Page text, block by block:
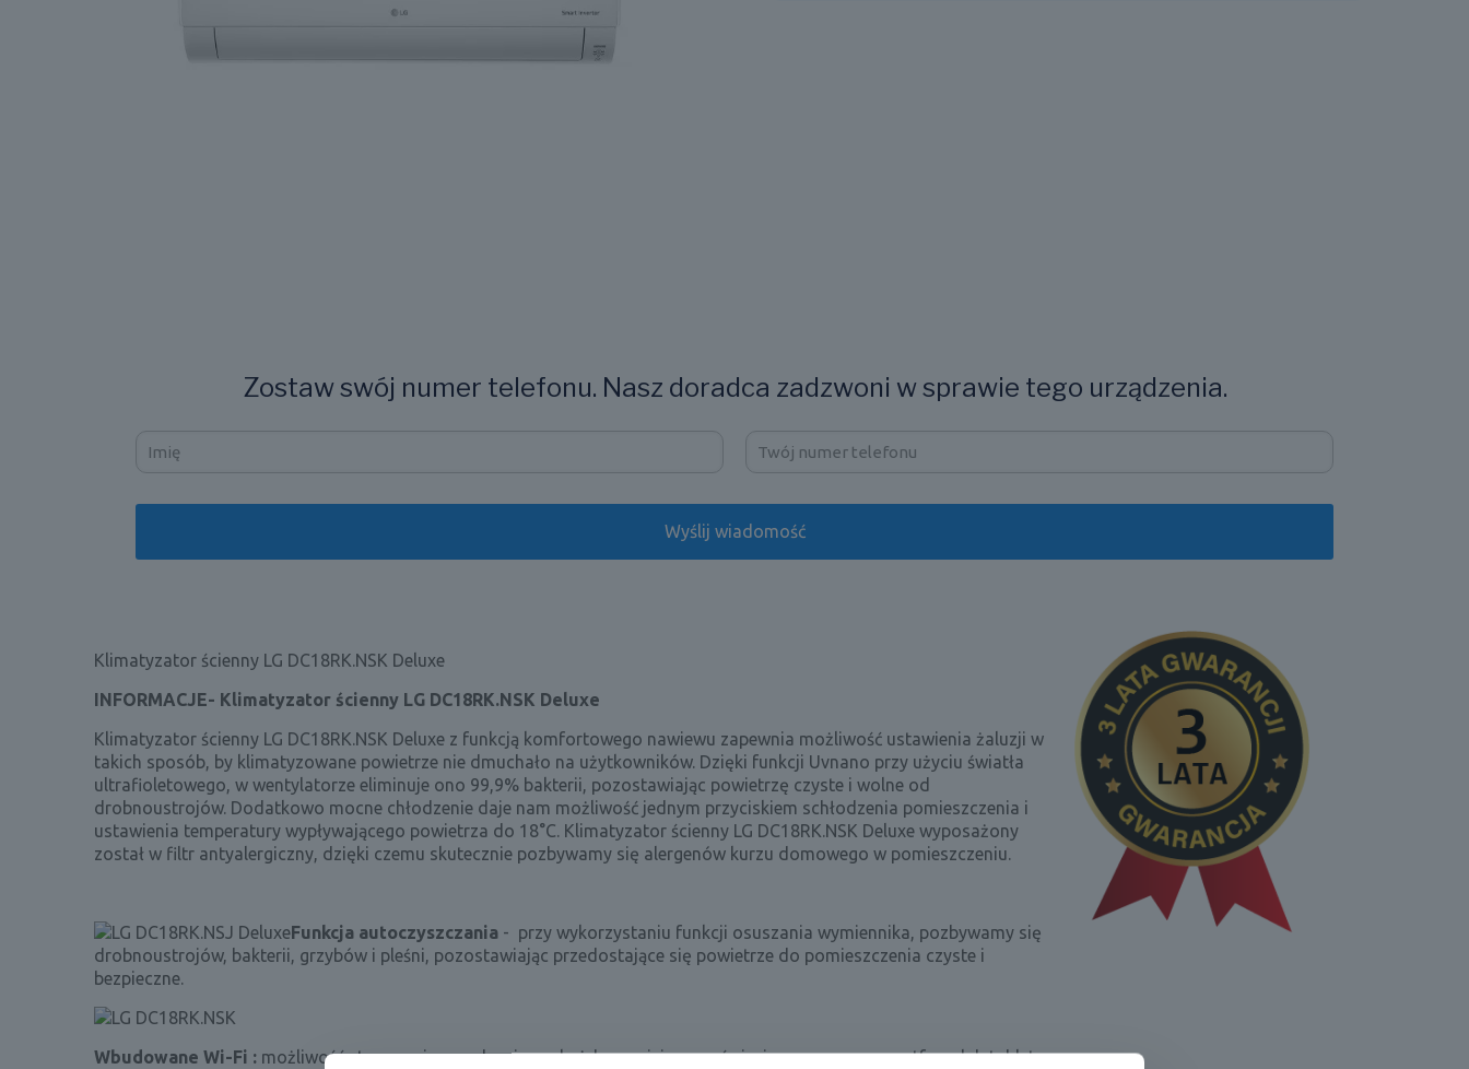
Zostaw swój numer telefonu. Nasz doradca zadzwoni w sprawie tego urządzenia.
Klimatyzator ścienny LG DC18RK.NSK Deluxe
INFORMACJE- Klimatyzator ścienny LG DC18RK.NSK Deluxe
Klimatyzator ścienny LG DC18RK.NSK Deluxe z funkcją komfortowego nawiewu zapewnia możliwość ustawienia żaluzji w
takich sposób, by klimatyzowane powietrze nie dmuchało na użytkowników. Dzięki funkcji Uvnano przy użyciu światła
ultrafioletowego, w wentylatorze eliminuje ono 99,9% bakterii, pozostawiając powietrzę czyste i wolne od
drobnoustrojów. Dodatkowo mocne chłodzenie daje nam możliwość jednym przyciskiem schłodzenia pomieszczenia i
ustawienia temperatury wypływającego powietrza do 18°C. Klimatyzator ścienny LG DC18RK.NSK Deluxe wyposażony
został w filtr antyalergiczny, dzięki czemu skutecznie pozbywamy się alergenów kurzu domowego w pomieszczeniu.
Funkcja autoczyszczania - przy wykorzystaniu funkcji osuszania wymiennika, pozbywamy się
drobnoustrojów, bakterii, grzybów i pleśni, pozostawiając przedostające się powietrze do pomieszczenia czyste i
bezpieczne.
Wbudowane Wi-Fi : możliwość sterowania urządzeniem z każdego miejsca na świecie za pomocą smartfona lub tableta